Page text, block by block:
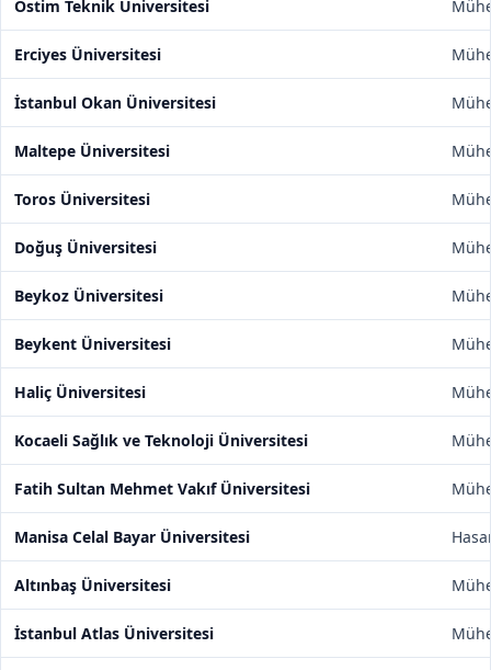
Ostim Teknik Üniversitesi
Erciyes Üniversitesi
İstanbul Okan Üniversitesi
Maltepe Üniversitesi
Toros Üniversitesi
Doğuş Üniversitesi
Beykoz Üniversitesi
Beykent Üniversitesi
Haliç Üniversitesi
Kocaeli Sağlık ve Teknoloji Üniversitesi
Fatih Sultan Mehmet Vakıf Üniversitesi
Manisa Celal Bayar Üniversitesi
Altınbaş Üniversitesi
İstanbul Atlas Üniversitesi